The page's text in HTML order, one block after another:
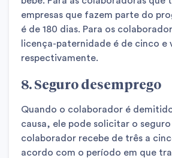
empresas que fazem parte do
é de 180 dias. Para os
licença-paternidade é de cinco e
respectivamente.
8. Seguro desemprego
Quando o colaborador é
causa, ele pode solicitar o
colaborador recebe de três a
acordo com o período em que